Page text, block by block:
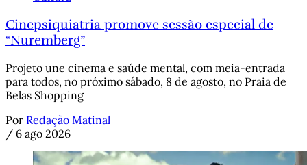
Cinepsiquiatria promove sessão especial de
“Nuremberg”
Projeto une cinema e saúde mental, com meia-entrada
para todos, no próximo sábado, 8 de agosto, no Praia de
Belas Shopping
Por Redação Matinal
/ 6 ago 2026